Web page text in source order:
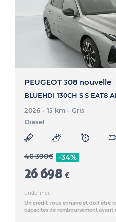
PEUGEOT 308 nouvelle
2026 - 15 km - Gris
Diesel
40 390€ -34%
26 698 €
undefined
Un crédit vous engage et doit être
capacités de remboursement avant